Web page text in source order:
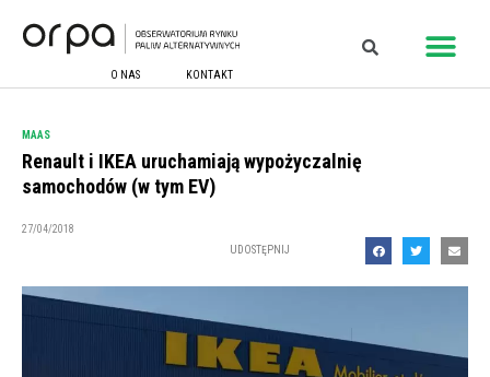
O NAS KONTAKT
MAAS
Renault i IKEA uruchamiają wypożyczalnię
samochodów (w tym EV)
27/04/2018
UDOSTĘPNIJ